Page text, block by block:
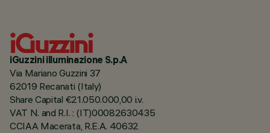
iGuzzini illuminazione S.p.A
Via Mariano Guzzini 37
62019 Recanati (Italy)
Share Capital €21.050.000,00 i.v.
VAT N. and R.I. : (IT)00082630435
CCIAA Macerata, R.E.A. 40632